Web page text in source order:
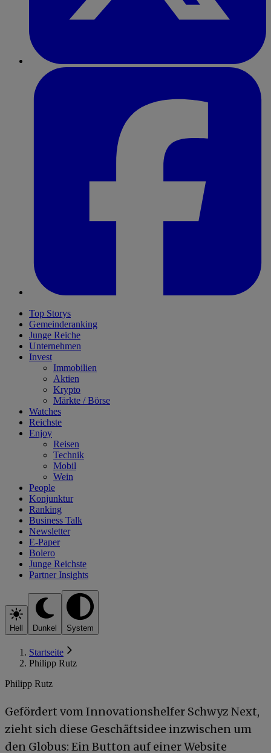
Top Storys
Gemeinderanking
Junge Reiche
Unternehmen
Invest
Immobilien
Aktien
Krypto
Märkte / Börse
Watches
Reichste
Enjoy
Reisen
Technik
Mobil
Wein
People
Konjunktur
Ranking
Business Talk
Newsletter
E-Paper
Bolero
Junge Reichste
Partner Insights
Hell Dunkel System
Startseite
Philipp Rutz
Philipp Rutz
Gefördert vom Innovationshelfer Schwyz Next,
zieht sich diese Geschäftsidee inzwischen um
den Globus: Ein Button auf einer Website